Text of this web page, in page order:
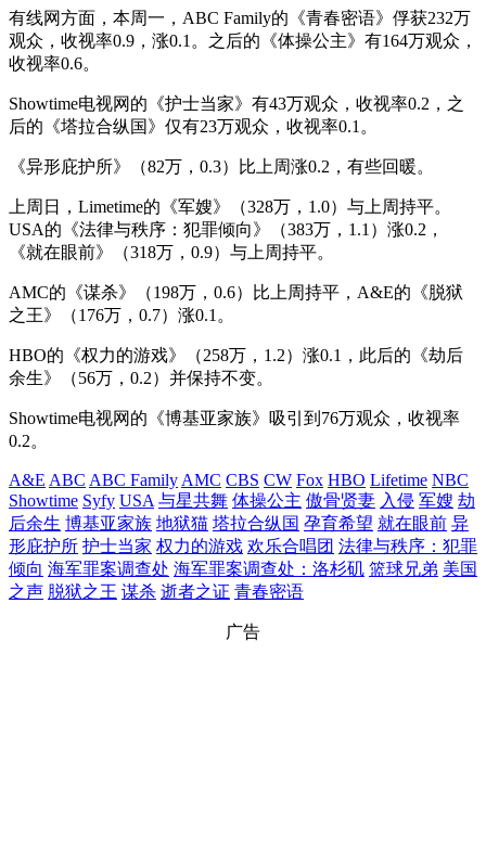
有线网方面，本周一，ABC Family的《青春密语》俘获232万
观众，收视率0.9，涨0.1。之后的《体操公主》有164万观众，
收视率0.6。
Showtime电视网的《护士当家》有43万观众，收视率0.2，之
后的《塔拉合纵国》仅有23万观众，收视率0.1。
《异形庇护所》（82万，0.3）比上周涨0.2，有些回暖。
上周日，Limetime的《军嫂》（328万，1.0）与上周持平。
USA的《法律与秩序：犯罪倾向》（383万，1.1）涨0.2，
《就在眼前》（318万，0.9）与上周持平。
AMC的《谋杀》（198万，0.6）比上周持平，A&E的《脱狱
之王》（176万，0.7）涨0.1。
HBO的《权力的游戏》（258万，1.2）涨0.1，此后的《劫后
余生》（56万，0.2）并保持不变。
Showtime电视网的《博基亚家族》吸引到76万观众，收视率
0.2。
A&E ABC ABC Family AMC CBS CW Fox HBO Lifetime NBC
Showtime Syfy USA 与星共舞 体操公主 傲骨贤妻 入侵 军嫂 劫
后余生 博基亚家族 地狱猫 塔拉合纵国 孕育希望 就在眼前 异
形庇护所 护士当家 权力的游戏 欢乐合唱团 法律与秩序：犯罪
倾向 海军罪案调查处 海军罪案调查处：洛杉矶 篮球兄弟 美国
之声 脱狱之王 谋杀 逝者之证 青春密语
广告